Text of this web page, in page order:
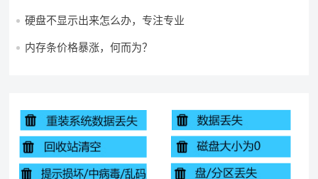
硬盘不显示出来怎么办，专注专业
内存条价格暴涨，何而为？